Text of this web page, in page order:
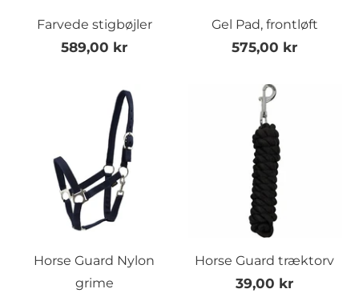
Farvede stigbøjler
589,00 kr
Gel Pad, frontløft
575,00 kr
Horse Guard Nylon
grime
Horse Guard træktorv
39,00 kr